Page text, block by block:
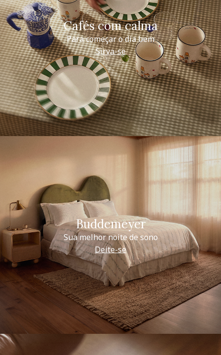
Cafés com calma
Para começar o dia bem
Sirva-se
Buddemeyer
Sua melhor noite de sono
Deite-se